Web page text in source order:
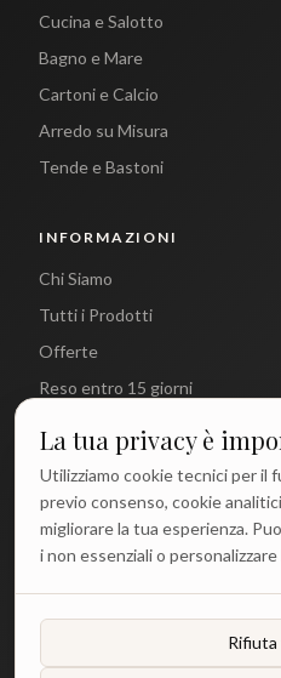
Cucina e Salotto
Bagno e Mare
Cartoni e Calcio
Arredo su Misura
Tende e Bastoni
INFORMAZIONI
Chi Siamo
Tutti i Prodotti
Offerte
Reso entro 15 giorni
CONTATTI
info@antichetradizioni.it
+39 329 617 1194
Lun - Ven: 9:00 - 18:00
La tua privacy è
Utilizziamo cookie tecnici per il
previo consenso, cookie
migliorare la tua esperienza.
i non essenziali o